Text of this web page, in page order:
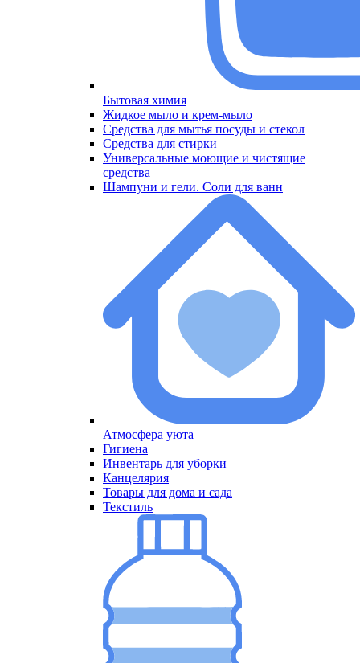
Бытовая химия
МенюЖидкое мыло и крем-мыло
Средства для мытья посуды и стекол
Средства для стирки
Универсальные моющие и чистящие
средства
Шампуни и гели. Соли для ванн
Атмосфера уюта
МенюГигиена
Инвентарь для уборки
Канцелярия
Товары для дома и сада
Текстиль